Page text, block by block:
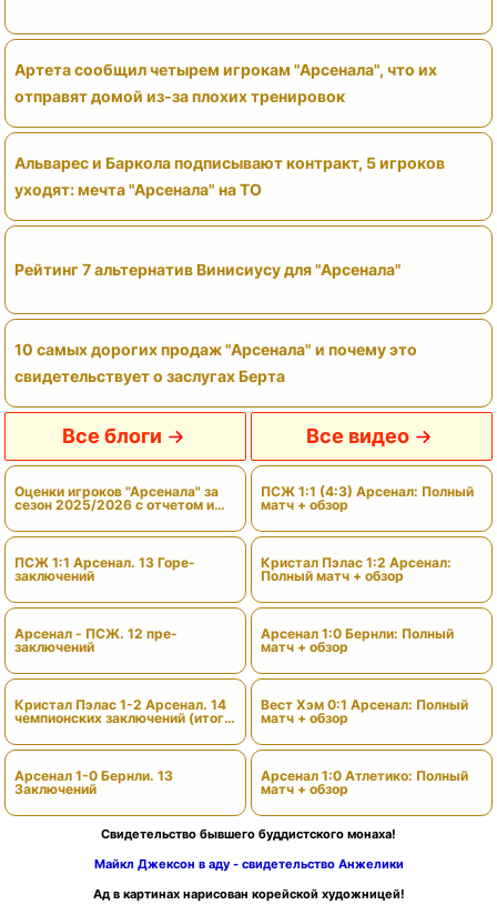
Артета сообщил четырем игрокам "Арсенала", что их
отправят домой из-за плохих тренировок
Альварес и Баркола подписывают контракт, 5 игроков
уходят: мечта "Арсенала" на ТО
Рейтинг 7 альтернатив Винисиусу для "Арсенала"
10 самых дорогих продаж "Арсенала" и почему это
свидетельствует о заслугах Берта
Все блоги
Оценки игроков "Арсенала" за
сезон 2025/2026 с отчетом и
вердиктами
ПСЖ 1:1 Арсенал. 13 Горе-
заключений
Арсенал - ПСЖ. 12 пре-
заключений
Кристал Пэлас 1-2 Арсенал. 14
чемпионских заключений (итоги
Арсенал 1-0 Бернли. 13
Заключений
Все видео
ПСЖ 1:1 (4:3) Арсенал: Полный
матч + обзор
Кристал Пэлас 1:2 Арсенал:
Полный матч + обзор
Арсенал 1:0 Бернли: Полный
матч + обзор
Вест Хэм 0:1 Арсенал: Полный
матч + обзор
Арсенал 1:0 Атлетико: Полный
матч + обзор
Свидетельство бывшего буддистского монаха!
Майкл Джексон в аду - свидетельство Анжелики
Ад в картинах нарисован корейской художницей!